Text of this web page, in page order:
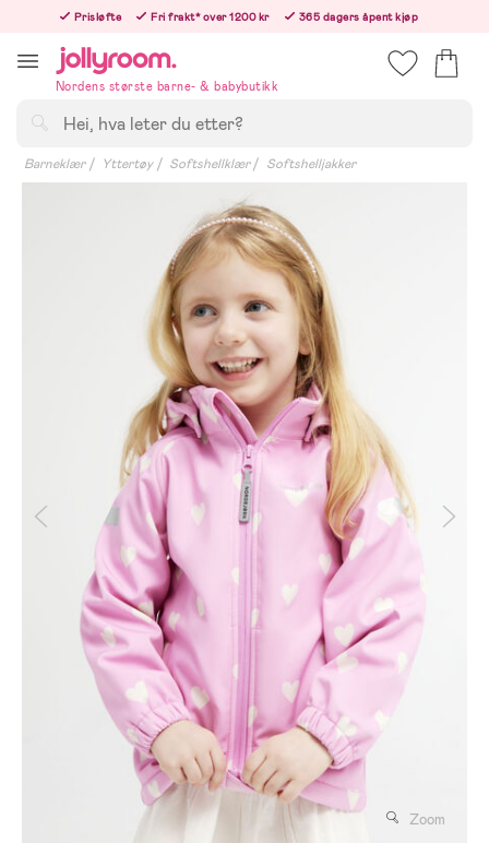
innehållet
Prisløfte Fri frakt* over 1200 kr
365 dagers åpent kjøp
Nordens største barne- & babybutikk
Barneklær Yttertøy Softshellklær Softshelljakker
Zoom